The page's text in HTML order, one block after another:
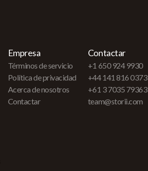
Empresa
Términos de servicio
Política de privacidad
Acerca de nosotros
Contactar
Contactar
+1 650 924 9930
+44 141 816 0373
+61 3 7035 79363
team@storii.com